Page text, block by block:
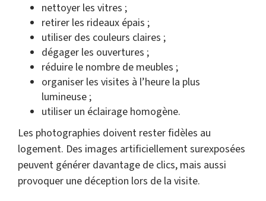
nettoyer les vitres ;
retirer les rideaux épais ;
utiliser des couleurs claires ;
dégager les ouvertures ;
réduire le nombre de meubles ;
organiser les visites à l’heure la plus
lumineuse ;
utiliser un éclairage homogène.
Les photographies doivent rester fidèles au
logement. Des images artificiellement surexposées
peuvent générer davantage de clics, mais aussi
provoquer une déception lors de la visite.